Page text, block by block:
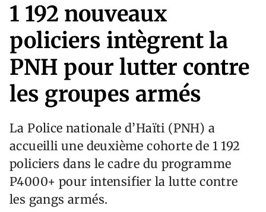
1 192 nouveaux
policiers intègrent la
PNH pour lutter contre
les groupes armés
La Police nationale d’Haïti (PNH) a
accueilli une deuxième cohorte de 1 192
policiers dans le cadre du programme
P4000+ pour intensifier la lutte contre
les gangs armés.